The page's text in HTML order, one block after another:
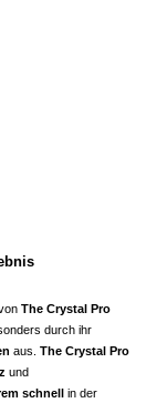
The Crystal Pro
durch ihr
aus. The Crystal Pro
und
schnell in der